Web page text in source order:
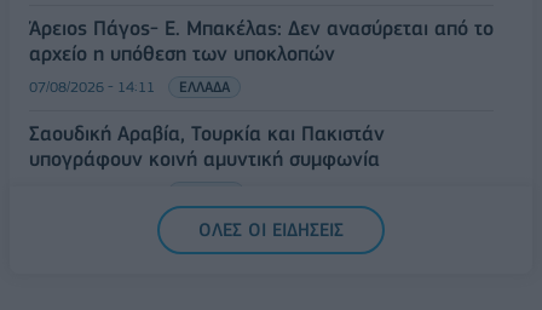
Άρειος Πάγος- Ε. Μπακέλας: Δεν ανασύρεται από το
αρχείο η υπόθεση των υποκλοπών
07/08/2026 - 14:11 ΕΛΛΑΔΑ
Σαουδική Αραβία, Τουρκία και Πακιστάν
υπογράφουν κοινή αμυντική συμφωνία
ΟΛΕΣ ΟΙ ΕΙΔΗΣΕΙΣ